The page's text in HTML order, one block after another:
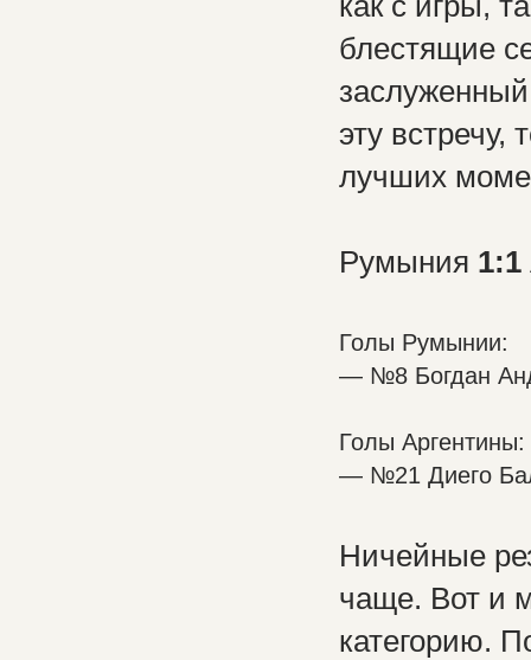
блестящие
эту встречу,
лучших
Румыния 1:1
Голы Румынии:
— №8 Богдан
Голы Аргентины:
— №21 Диего
Ничейные
чаще. Вот и
категорию.